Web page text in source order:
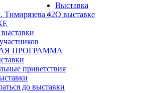
Тимирязева 42
Выставка
О выставке
ПРОГРАММА
приветствия
до выставки